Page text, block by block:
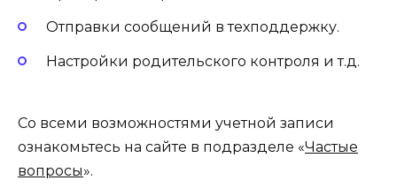
Отправки сообщений в техподдержку.
Настройки родительского контроля и т.д.
Со всеми возможностями учетной записи
ознакомьтесь на сайте в подразделе «Частые
вопросы».